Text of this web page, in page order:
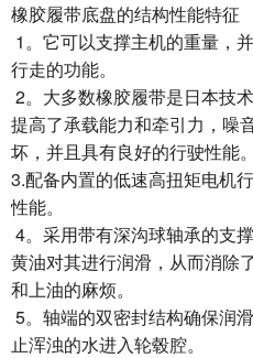
橡胶履带底盘的结构性能特征
1。它可以支撑主机的重量，
行走的功能。
2。大多数橡胶履带是日本技
提高了承载能力和牵引力，噪
坏，并且具有良好的行驶性能。
3.配备内置的低速高扭矩电机
性能。
4。采用带有深沟球轴承的支
黄油对其进行润滑，从而消除
和上油的麻烦。
5。轴端的双密封结构确保润
止浑浊的水进入轮毂腔。